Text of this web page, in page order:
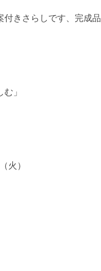
きさらしです、完成品
」
火）